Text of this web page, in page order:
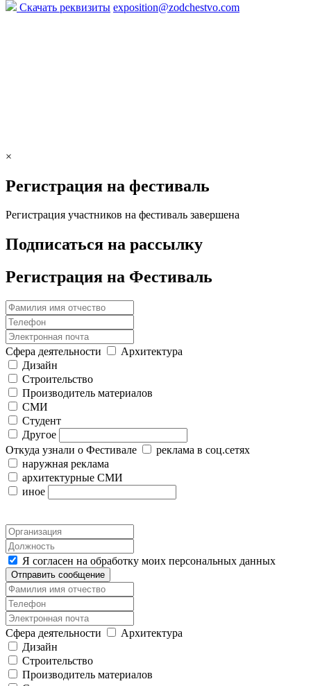
Скачать реквизиты exposition@zodchestvo.com
×
Регистрация на фестиваль
Регистрация участников на фестиваль завершена
Подписаться на рассылку
Регистрация на Фестиваль
Сфера деятельности
Архитектура
Дизайн
Строительство
Производитель материалов
СМИ
Студент
Другое
Откуда узнали о Фестивале
реклама в соц.сетях
наружная реклама
архитектурные СМИ
иное
Я согласен на обработку моих персональных данных
Отправить сообщение
Сфера деятельности
Архитектура
Дизайн
Строительство
Производитель материалов